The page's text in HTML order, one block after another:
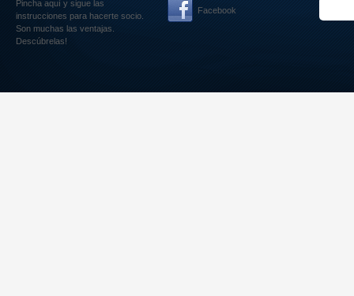
Pincha aquí y sigue las
instrucciones para hacerte socio.
Son muchas las ventajas.
Descúbrelas!
Facebook